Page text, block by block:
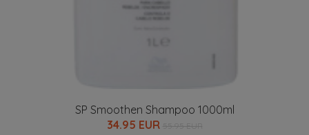
SP Smoothen Shampoo 1000ml
34.95 EUR